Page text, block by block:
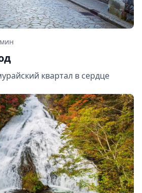
квартал в сердце